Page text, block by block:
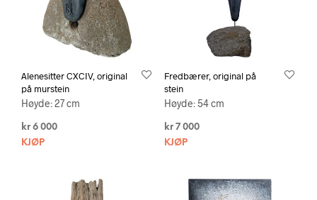
Alenesitter CXCIV, original
på murstein
Høyde: 27 cm
kr 6 000
KJØP
Fredbærer, original på
stein
Høyde: 54 cm
kr7 000
KJØP